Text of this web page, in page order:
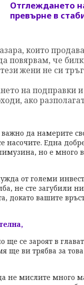
Отглеждането
превърне в
които
повярвам, че
жени не си
на подправки
ако
да намерите
насочите. Една
но е много
от големи
не сте загубили
докато вашите
ще се зароят в
ще ви трябва за
не мислите много